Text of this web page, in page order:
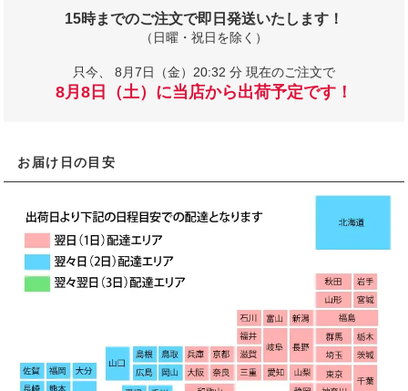
15時までのご注文で即日発送いたします！
（日曜・祝日を除く）
只今、 8月7日（金）20:32 分 現在のご注文で
8月8日（土）に当店から出荷予定です！
お届け日の目安